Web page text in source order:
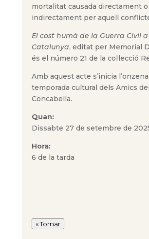
mortalitat causada directament o
indirectament per aquell
El cost humà de la Guerra Civil a
Catalunya, editat per Memorial
és el número 21 de la col·lecció
Amb aquest acte s’inicia l’onzena
temporada cultural dels Amics
Concabella.
Quan:
Dissabte 27 de setembre de
Hora:
6 de la tarda
« Tornar